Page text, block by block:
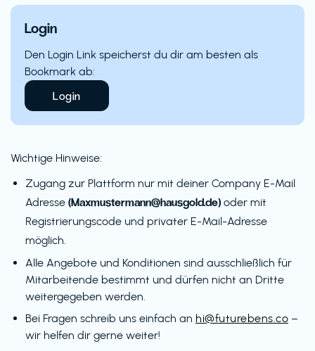
Login
Den Login Link speicherst du dir am besten als
Bookmark ab:
Login
Wichtige Hinweise:
Zugang zur Plattform nur mit deiner Company E-Mail
Adresse (Maxmustermann@hausgold.de) oder mit
Registrierungscode und privater E-Mail-Adresse
möglich.
Alle Angebote und Konditionen sind ausschließlich für
Mitarbeitende bestimmt und dürfen nicht an Dritte
weitergegeben werden.
Bei Fragen schreib uns einfach an hi@futurebens.co –
wir helfen dir gerne weiter!